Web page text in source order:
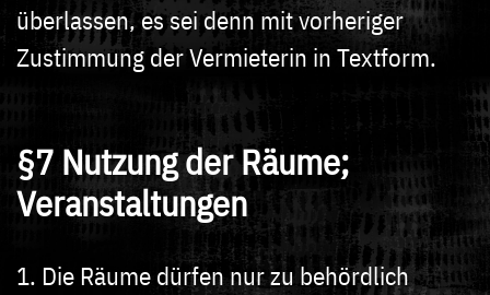
überlassen, es sei denn mit vorheriger
Zustimmung der Vermieterin in Textform.
§7 Nutzung der Räume;
Veranstaltungen
1. Die Räume dürfen nur zu behördlich